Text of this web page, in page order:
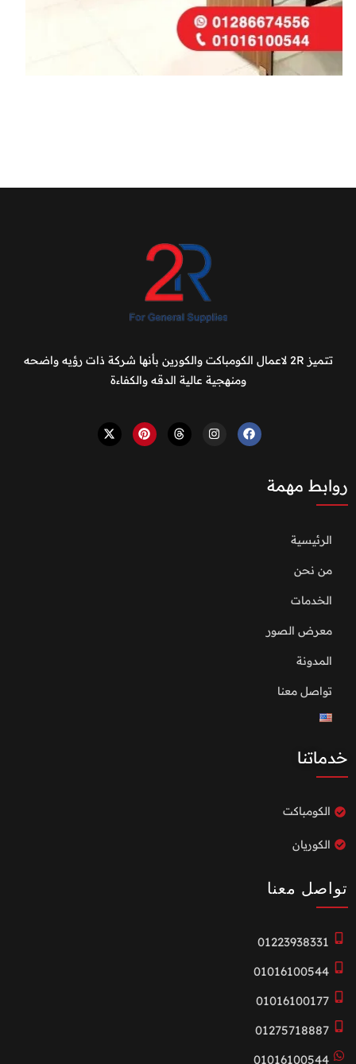
تتميز 2R لاعمال الكومباكت والكورين بأنها شركة ذات رؤيه واضحه
ومنهجية عالية الدقه والكفاءة
روابط مهمة
الرئيسية
من نحن
الخدمات
معرض الصور
المدونة
تواصل معنا
خدماتنا
الكومباكت
الكوريان
تواصل معنا
01223938331
01016100544
01016100177
01275718887
01016100544